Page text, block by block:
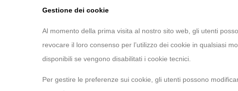
Gestione dei cookie
Al momento della prima visita al nostro sito web, gli utenti
revocare il loro consenso per l’utilizzo dei cookie in qualsiasi
disponibili se vengono disabilitati i cookie tecnici.
Per gestire le preferenze sui cookie, gli utenti possono